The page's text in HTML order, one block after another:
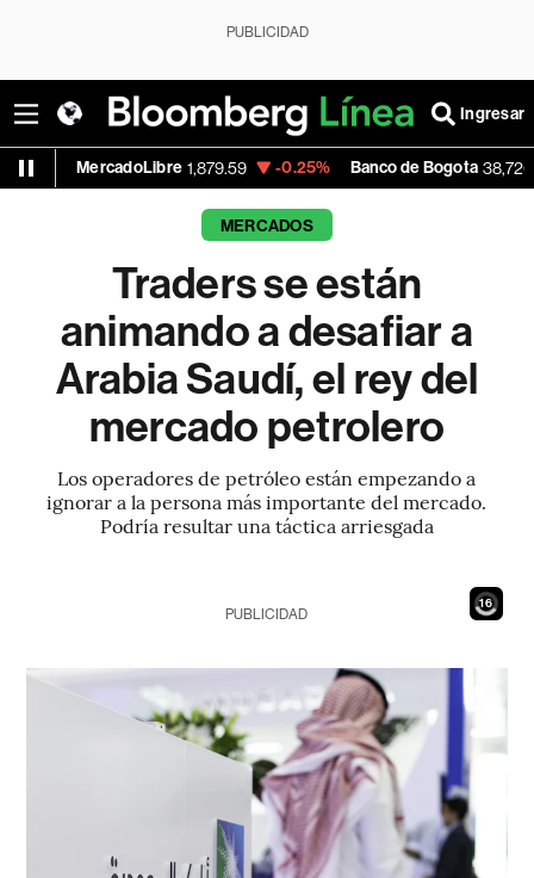
PUBLICIDAD
Ingresar
1,879.59 -0.25% Banco de Bogota 38,720.00
MERCADOS
Traders se están
animando a desafiar a
Arabia Saudí, el rey del
mercado petrolero
Los operadores de petróleo están empezando a
ignorar a la persona más importante del mercado.
Podría resultar una táctica arriesgada
14
PUBLICIDAD